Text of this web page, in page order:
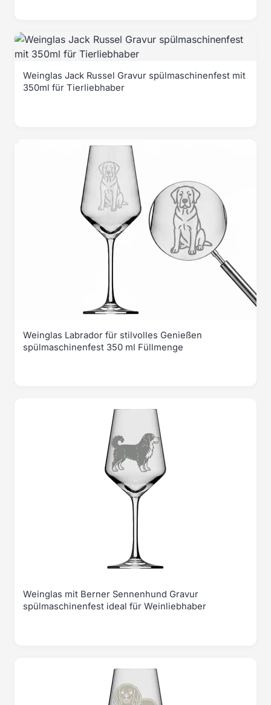
Weinglas Jack Russel Gravur spülmaschinenfest mit
350ml für Tierliebhaber
Weinglas Labrador für stilvolles Genießen
spülmaschinenfest 350 ml Füllmenge
Weinglas mit Berner Sennenhund Gravur
spülmaschinenfest ideal für Weinliebhaber